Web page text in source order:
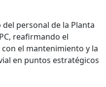
personal de la Planta
reafirmando el
el mantenimiento y la
en puntos estratégicos